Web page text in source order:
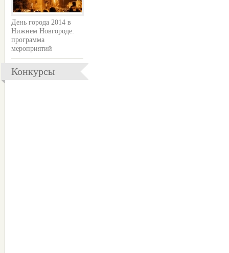
День города 2014 в
Нижнем Новгороде:
программа
мероприятий
Конкурсы